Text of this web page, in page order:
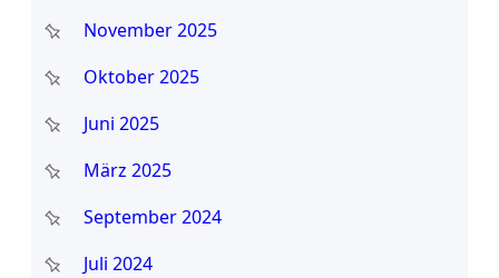
November 2025
Oktober 2025
Juni 2025
März 2025
September 2024
Juli 2024